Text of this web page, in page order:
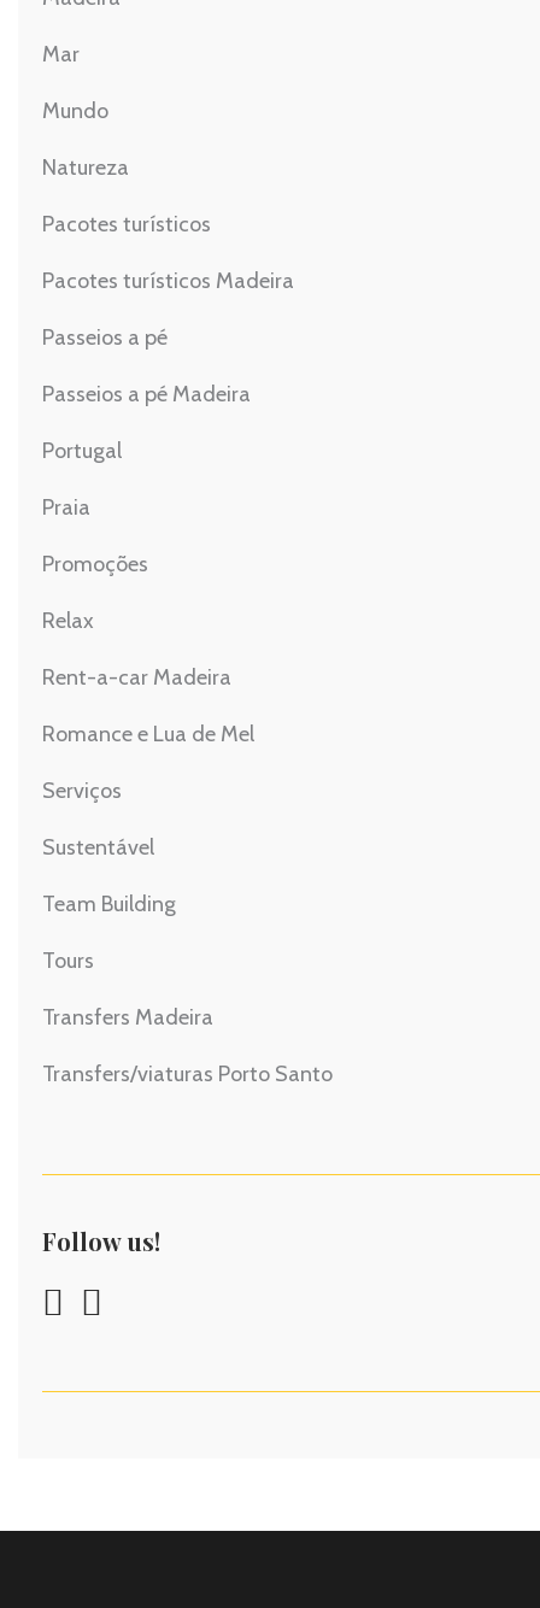
Mar
Mundo
Natureza
Pacotes turísticos
Pacotes turísticos Madeira
Passeios a pé
Passeios a pé Madeira
Portugal
Praia
Promoções
Relax
Rent-a-car Madeira
Romance e Lua de Mel
Serviços
Sustentável
Team Building
Tours
Transfers Madeira
Transfers/viaturas Porto Santo
Follow us!